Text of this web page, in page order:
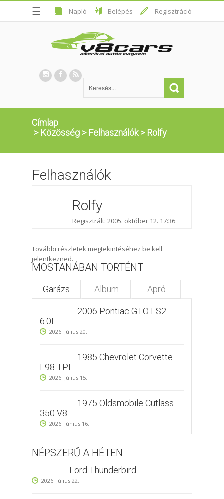
☰ Napló Belépés Regisztráció
Címlap
> Közösség > Felhasználók> Rolfy
Felhasználók
Rolfy
Regisztrált: 2005. október 12. 17:36
További részletek megtekintéséhez be kell
jelentkezned.
MOSTANÁBAN TÖRTÉNT
Garázs Album Apró
2006 Pontiac GTO LS2
6.0L
2026. július 20.
1985 Chevrolet Corvette
L98 TPI
2026. július 15.
1975 Oldsmobile Cutlass
350 V8
2026. június 16.
NÉPSZERŰ A HÉTEN
Ford Thunderbird
2026. július 22.